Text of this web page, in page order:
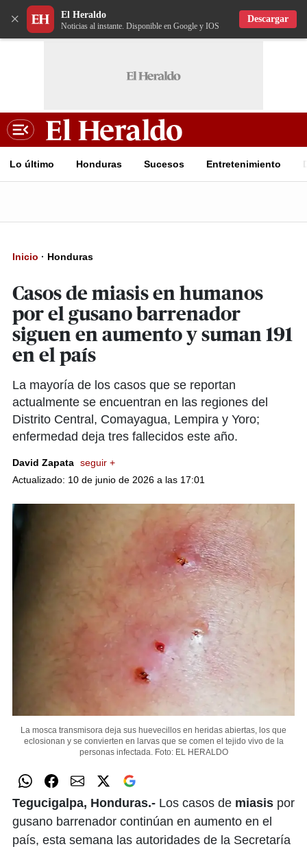
× El Heraldo
Noticias al instante. Disponible en Google y IOS
Descargar
Lo último Honduras Sucesos Entretenimiento
Inicio · Honduras
Casos de miasis en humanos
por el gusano barrenador
siguen en aumento y suman 191
en el país
La mayoría de los casos que se reportan
actualmente se encuentran en las regiones del
Distrito Central, Comayagua, Lempira y Yoro;
enfermedad deja tres fallecidos este año.
David Zapata seguir +
Actualizado: 10 de junio de 2026 a las 17:01
La mosca transmisora deja sus huevecillos en heridas abiertas, los que
eclosionan y se convierten en larvas que se comen el tejido vivo de la
personas infectada. Foto: EL HERALDO
Tegucigalpa, Honduras.- Los casos de miasis por
gusano barrenador continúan en aumento en el
país, esta semana las autoridades de la Secretaría